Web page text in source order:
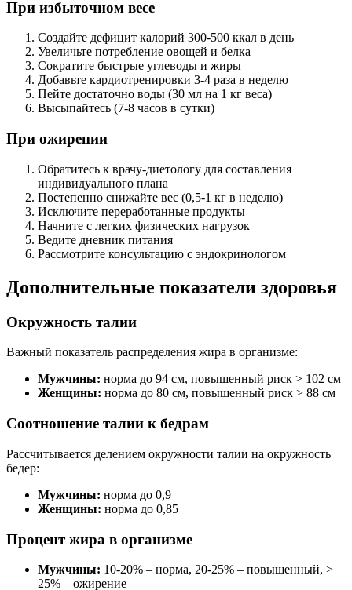
При избыточном весе
Создайте дефицит калорий 300-500 ккал в день
Увеличьте потребление овощей и белка
Сократите быстрые углеводы и жиры
Добавьте кардиотренировки 3-4 раза в неделю
Пейте достаточно воды (30 мл на 1 кг веса)
Высыпайтесь (7-8 часов в сутки)
При ожирении
Обратитесь к врачу-диетологу для составления
индивидуального плана
Постепенно снижайте вес (0,5-1 кг в неделю)
Исключите переработанные продукты
Начните с легких физических нагрузок
Ведите дневник питания
Рассмотрите консультацию с эндокринологом
Дополнительные показатели здоровья
Окружность талии
Важный показатель распределения жира в организме:
Мужчины: норма до 94 см, повышенный риск > 102 см
Женщины: норма до 80 см, повышенный риск > 88 см
Соотношение талии к бедрам
Рассчитывается делением окружности талии на окружность
бедер:
Мужчины: норма до 0,9
Женщины: норма до 0,85
Процент жира в организме
Мужчины: 10-20% – норма, 20-25% – повышенный, >
25% – ожирение